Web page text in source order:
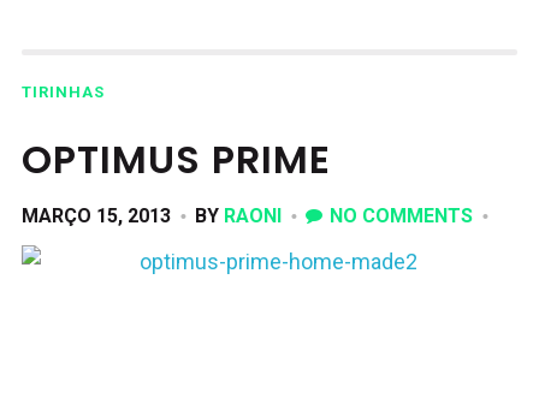
TIRINHAS
OPTIMUS PRIME
MARÇO 15, 2013 BY RAONI NO COMMENTS